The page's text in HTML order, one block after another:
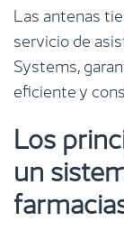
Las antenas
servicio de
Systems,
eficiente y
Los
un